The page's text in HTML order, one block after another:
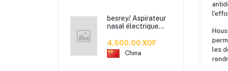
besrey/ Aspirateur
nasal électrique
nez dégagé en
douceur !
4,500.00 XOF
China
les